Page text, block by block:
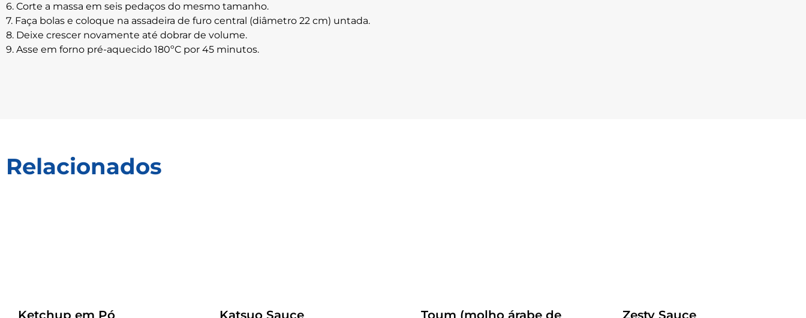
6. Corte a massa em seis pedaços do mesmo tamanho.
7. Faça bolas e coloque na assadeira de furo central (diâmetro 22 cm) untada.
8. Deixe crescer novamente até dobrar de volume.
9. Asse em forno pré-aquecido 180ºC por 45 minutos.
Relacionados
Ketchup em Pó Katsuo Sauce
Toum (molho árabe de
Zesty Sauce